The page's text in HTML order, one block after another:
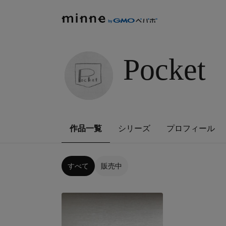
Pocket
作品一覧 シリーズ プロフィール
すべて 販売中